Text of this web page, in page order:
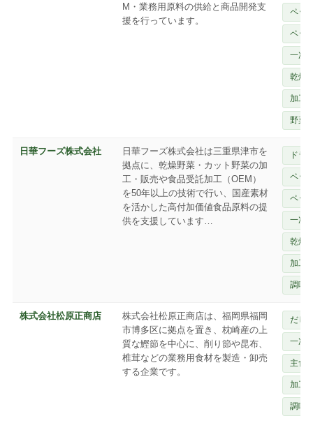
M・業務用原料の供給と商品開発支
援を行っています。
ペッ
ペッ
一次
乾燥
加工
野菜
日華フーズ株式会社
日華フーズ株式会社は三重県津市を
拠点に、乾燥野菜・カット野菜の加
工・販売や食品受託加工（OEM）
を50年以上の技術で行い、国産素材
を活かした高付加価値食品原料の提
供を支援しています…
ドラ
ペッ
ペッ
一次
乾燥
加工
調味
株式会社松原正商店
株式会社松原正商店は、福岡県福岡
市博多区に拠点を置き、枕崎産の上
質な鰹節を中心に、削り節や昆布、
椎茸などの業務用食材を製造・卸売
する企業です。
だし
一次
主食
加工
調味